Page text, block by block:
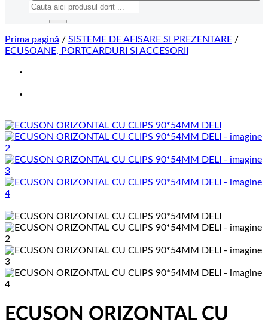
Caută
Prima pagină / SISTEME DE AFISARE SI PREZENTARE /
ECUSOANE, PORTCARDURI SI ACCESORII
ECUSON ORIZONTAL CU